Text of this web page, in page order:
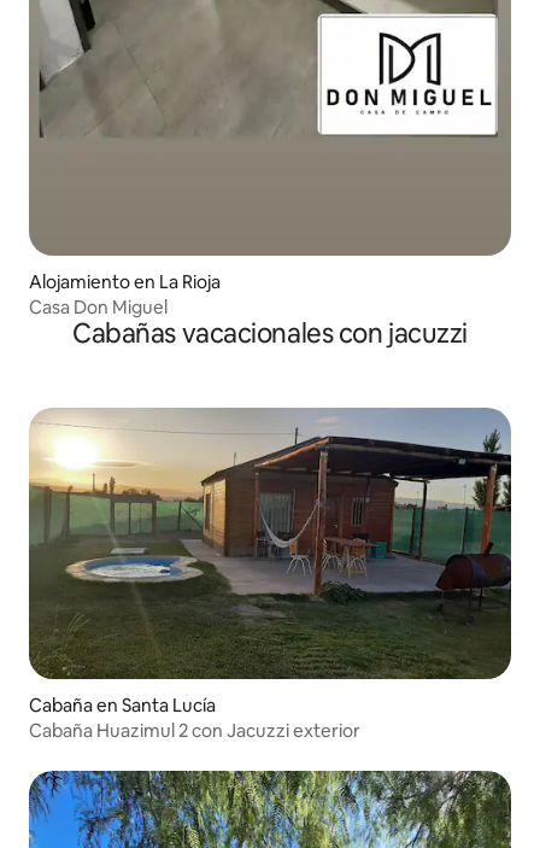
Alojamiento en La Rioja
Casa Don Miguel
Cabañas vacacionales con jacuzzi
Cabaña en Santa Lucía
Cabaña Huazimul 2 con Jacuzzi exterior